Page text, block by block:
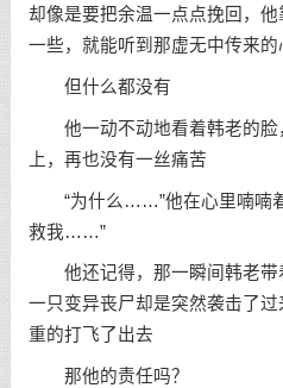
却像是要把余温一点点挽回，
一些，就能听到那虚无中传来的
但什么都没有
他一动不动地看着韩老的脸
上，再也没有一丝痛苦
“为什么……”他在心里喃喃
救我……”
他还记得，那一瞬间韩老带
一只变异丧尸却是突然袭击了
重的打飞了出去
那他的责任吗？